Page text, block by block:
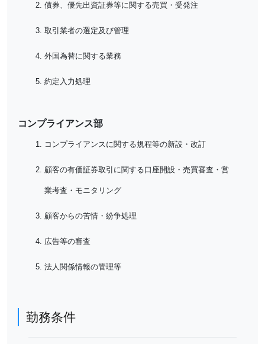
債券、優先出資証券等に関する売買・受発注
取引業者の選定及び管理
外国為替に関する業務
約定入力処理
コンプライアンス部
コンプライアンスに関する規程等の新設・改訂
顧客の有価証券取引に関する口座開設・売買審査・営
業考査・モニタリング
顧客からの苦情・紛争処理
広告等の審査
法人関係情報の管理等
勤務条件